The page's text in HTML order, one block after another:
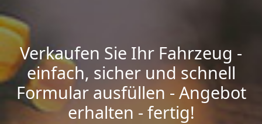
Verkaufen Sie Ihr Fahrzeug -
einfach, sicher und schnell
Formular ausfüllen - Angebot
erhalten - fertig!